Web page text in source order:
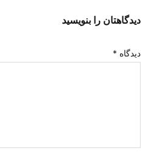
دیدگاهتان را بنویسید
دیدگاه *